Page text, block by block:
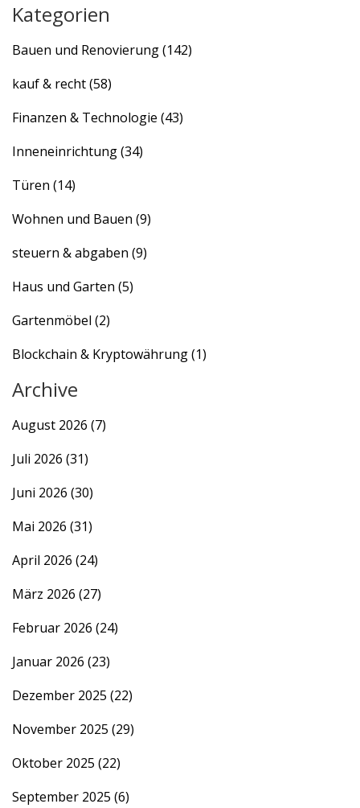
Kategorien
Bauen und Renovierung(142)
kauf & recht(58)
Finanzen & Technologie (43)
Inneneinrichtung(34)
Türen (14)
Wohnen und Bauen (9)
steuern & abgaben (9)
Haus und Garten (5)
Gartenmöbel (2)
Blockchain & Kryptowährung(1)
Archive
August 2026 (7)
Juli 2026 (31)
Juni 2026 (30)
Mai 2026 (31)
April 2026 (24)
März 2026 (27)
Februar 2026 (24)
Januar 2026 (23)
Dezember 2025 (22)
November 2025 (29)
Oktober 2025 (22)
September 2025 (6)